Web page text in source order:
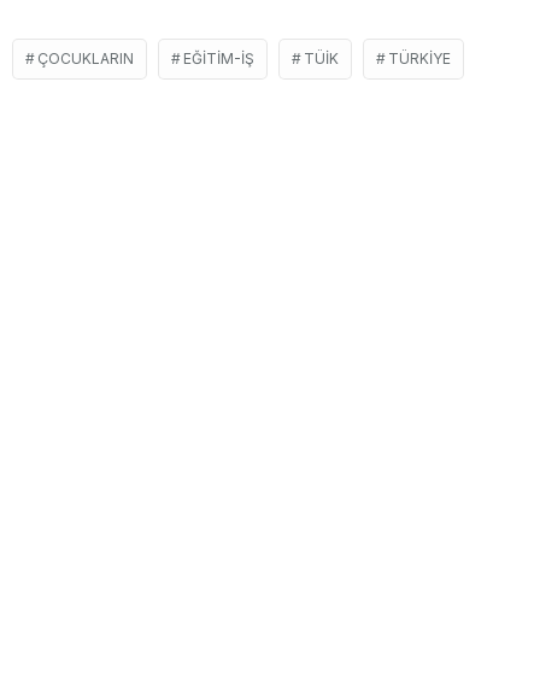
ÇOCUKLARIN EĞITIM-İŞ TÜIK TÜRKIYE